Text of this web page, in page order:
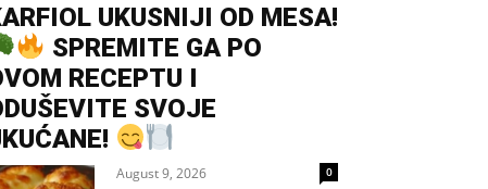
UKUSNIJI OD MESA!
SPREMITE GA PO
RECEPTU I
SVOJE
August 9, 2026 0